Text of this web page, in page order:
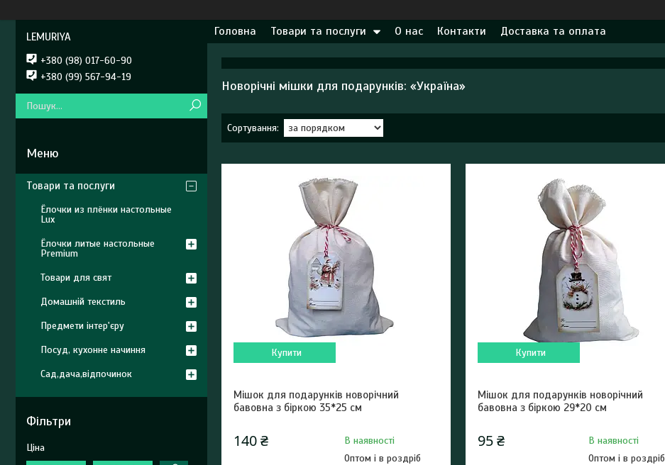
Головна Товари та послуги О нас Контакти Доставка та оплата
Новорічні мішки для подарунків: «Україна»
Купити
Мішок для подарунків новорічний
бавовна з біркою 35*25 см
140 ₴
В наявності
Оптом і в роздріб
Купити
Мішок для подарунків новорічний
бавовна з біркою 29*20 см
95 ₴
В наявності
Оптом і в роздріб
LEMURIYA
+380 (98) 017-60-90
+380 (99) 567-94-19
Товари та послуги
Ёлочки из плёнки настольные
Lux
Ёлочки литые настольные
Premium
Товари для свят
Домашній текстиль
Предмети інтер'єру
Посуд, кухонне начиння
Сад,дача,відпочинок
Фільтри
Ціна